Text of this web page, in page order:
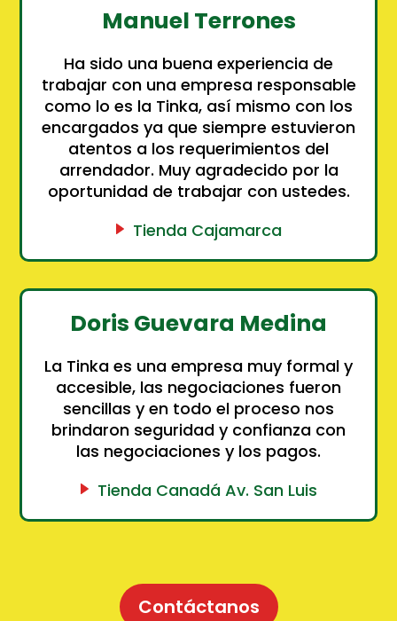
Manuel Terrones
Ha sido una buena experiencia de
trabajar con una empresa responsable
como lo es la Tinka, así mismo con los
encargados ya que siempre estuvieron
atentos a los requerimientos del
arrendador. Muy agradecido por la
oportunidad de trabajar con ustedes.
Tienda Cajamarca
Doris Guevara Medina
La Tinka es una empresa muy formal y
accesible, las negociaciones fueron
sencillas y en todo el proceso nos
brindaron seguridad y confianza con
las negociaciones y los pagos.
Tienda Canadá Av. San Luis
Contáctanos